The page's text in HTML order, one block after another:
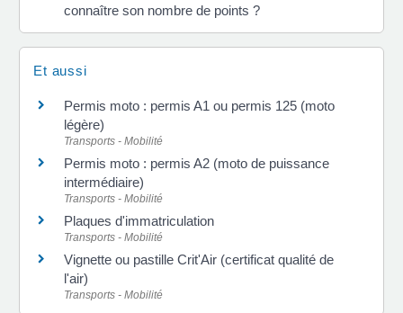
connaître son nombre de points ?
Et aussi
Permis moto : permis A1 ou permis 125 (moto
légère)
Transports - Mobilité
Permis moto : permis A2 (moto de puissance
intermédiaire)
Transports - Mobilité
Plaques d'immatriculation
Transports - Mobilité
Vignette ou pastille Crit'Air (certificat qualité de
l'air)
Transports - Mobilité